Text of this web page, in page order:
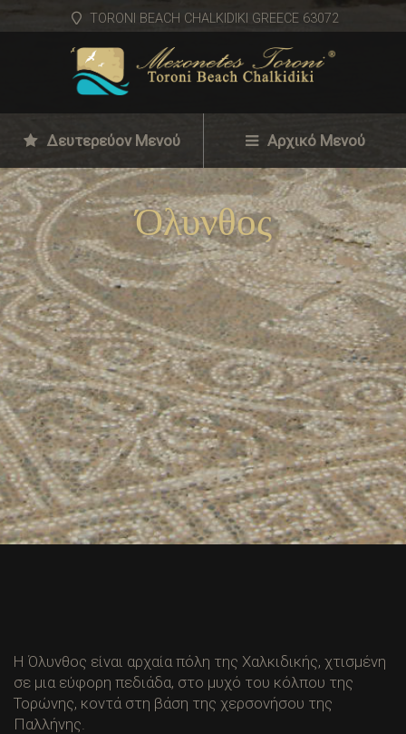
TORONI BEACH CHALKIDIKI GREECE 63072
Δευτερεύον Μενού Αρχικό Μενού
Όλυνθος
Η Όλυνθος είναι αρχαία πόλη της Χαλκιδικής, χτισμένη
σε μια εύφορη πεδιάδα, στο μυχό του κόλπου της
Τορώνης, κοντά στη βάση της χερσονήσου της
Παλλήνης.